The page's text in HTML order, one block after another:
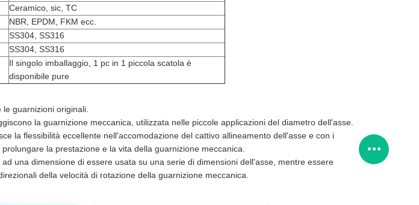
Ceramico, sic, TC
NBR, EPDM, FKM ecc.
SS304, SS316
SS304, SS316
Il singolo imballaggio, 1 pc in 1 piccola scatola è
disponibile pure
guarnizioni originali.
la guarnizione meccanica, utilizzata nelle piccole applicazioni del diametro dell'asse.
la flessibilità eccellente nell'accomodazione del cattivo allineamento dell'asse e con i
la prestazione e la vita della guarnizione meccanica.
una dimensione di essere usata su una serie di dimensioni dell'asse, mentre essere
della velocità di rotazione della guarnizione meccanica.